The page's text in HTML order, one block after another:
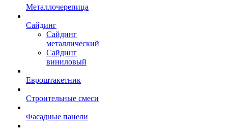
Металлочерепица
Сайдинг
Сайдинг
металлический
Сайдинг
виниловый
Евроштакетник
Строительные смеси
Фасадные панели